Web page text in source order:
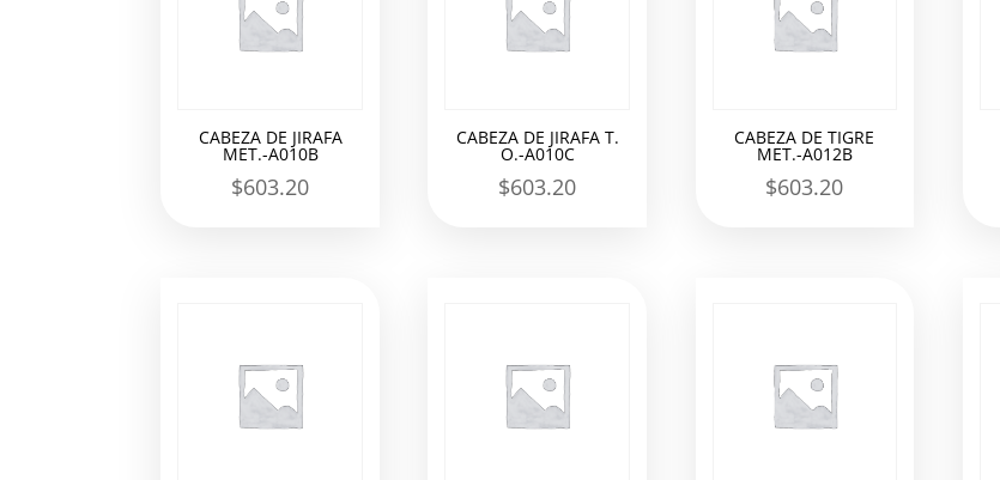
CABEZA DE JIRAFA
MET.-A010B
$603.20
CABEZA DE JIRAFA T.
O.-A010C
$603.20
CABEZA DE TIGRE
MET.-A012B
$603.20